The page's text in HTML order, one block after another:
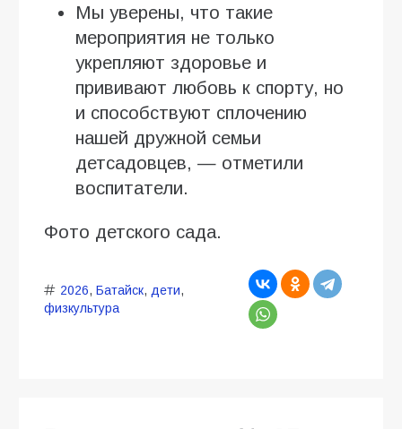
Мы уверены, что такие
мероприятия не только
укрепляют здоровье и
прививают любовь к спорту, но
и способствуют сплочению
нашей дружной семьи
детсадовцев, — отметили
воспитатели.
Фото детского сада.
2026, Батайск, дети,
физкультура